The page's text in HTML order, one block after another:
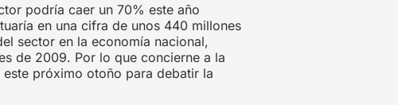
podría caer un 70% este año
en una cifra de unos 440 millones
sector en la economía nacional,
de 2009. Por lo que concierne a la
próximo otoño para debatir la